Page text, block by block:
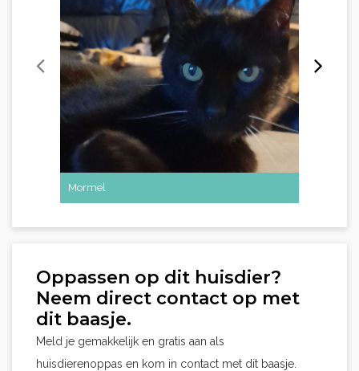
Mormel
Oppassen op dit huisdier?
Neem direct contact op met
dit baasje.
Meld je gemakkelijk en gratis aan als
huisdierenoppas en kom in contact met dit baasje.